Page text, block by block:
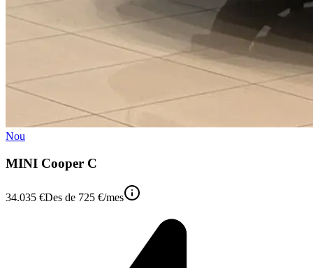
Nou
MINI Cooper C
34.035 €Des de 725 €/mes